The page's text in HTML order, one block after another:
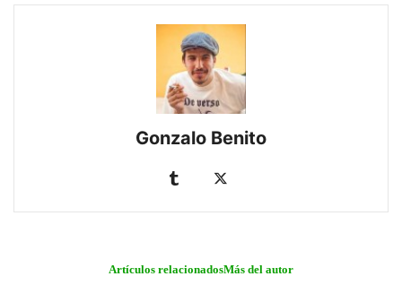
Gonzalo Benito
Artículos relacionadosMás del autor